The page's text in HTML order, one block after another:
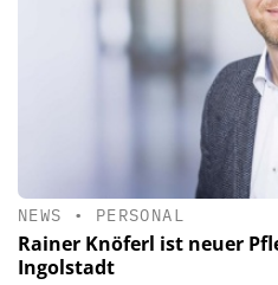
NEWS • PERSONAL
Rainer Knöferl ist neuer
Ingolstadt